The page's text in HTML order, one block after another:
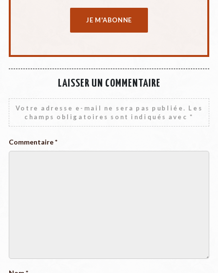
LAISSER UN COMMENTAIRE
Votre adresse e-mail ne sera pas publiée. Les
champs obligatoires sont indiqués avec*
Commentaire*